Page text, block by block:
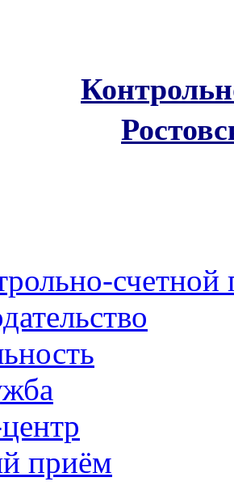
счетной
приём